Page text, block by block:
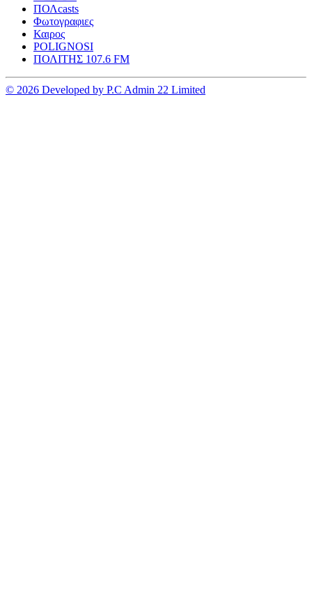
ΠΟΛcasts
Φωτογραφιες
Καιρος
POLIGNOSI
ΠΟΛΙΤΗΣ 107.6 FM
© 2026 Developed by P.C Admin 22 Limited